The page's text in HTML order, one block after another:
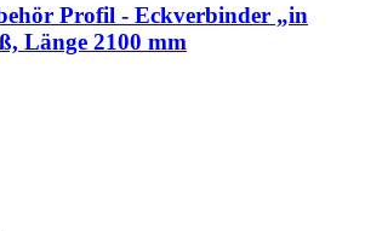
Profil - Eckverbinder „in
Länge 2100 mm